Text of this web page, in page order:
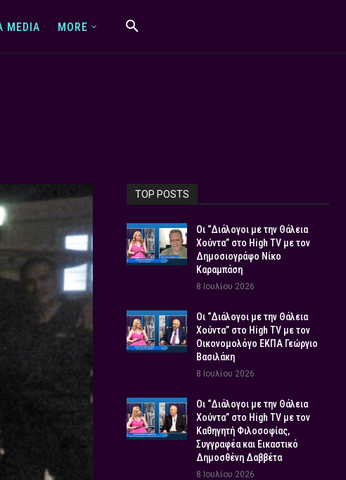
MEDIA MORE
TOP POSTS
Οι “Διάλογοι με την Θάλεια
Χούντα” στο High TV με τον
Δημοσιογράφο Νίκο
Καραμπάση
8 Ιουλίου 2026
Οι “Διάλογοι με την Θάλεια
Χούντα” στο High TV με τον
Οικονομολόγο ΕΚΠΑ Γεώργιο
Βασιλάκη
8 Ιουλίου 2026
Οι “Διάλογοι με την Θάλεια
Χούντα” στο High TV με τον
Καθηγητή Φιλοσοφίας,
Συγγραφέα και Εικαστικό
Δημοσθένη Δαββέτα
8 Ιουλίου 2026